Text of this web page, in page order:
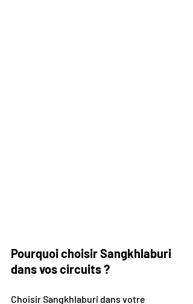
Pourquoi choisir Sangkhlaburi
dans vos circuits ?
Choisir Sangkhlaburi dans votre